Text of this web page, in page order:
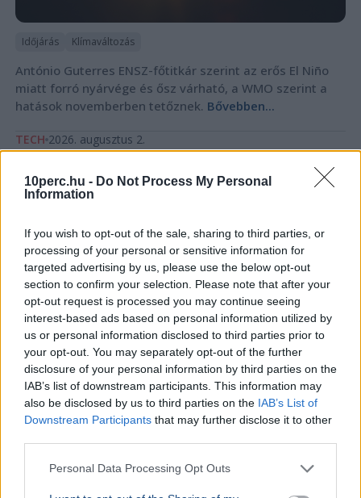
10perc.hu - Do Not Process My Personal
Information
If you wish to opt-out of the sale, sharing to third parties, or
processing of your personal or sensitive information for
targeted advertising by us, please use the below opt-out
section to confirm your selection. Please note that after your
opt-out request is processed you may continue seeing
interest-based ads based on personal information utilized by
us or personal information disclosed to third parties prior to
your opt-out. You may separately opt-out of the further
disclosure of your personal information by third parties on the
IAB’s list of downstream participants. This information may
also be disclosed by us to third parties on the IAB’s List of
Downstream Participants that may further disclose it to other
Personal Data Processing Opt Outs
Időjárás Klímaváltozás
António Guterres ENSZ-főtitkár szerint az erős El Niño
miatt forró nyárvége és ősz várható, a WMO szerint a
hatások novemberben tetőznek. Bővebben...
TECH 2026. augusztus 2.
Magyarországon, egy áramszünet alatt
tehetetlenek
Atomerőmű Technológia Gazdaság
Áramkimaradás esetén a lakossági napelemes